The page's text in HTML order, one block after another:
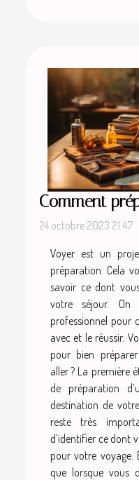
Comment
24 octobre 2023 21:47
Voyer est un
préparation. Cela
savoir ce dont
votre séjour. On
professionnel pour
avec et le réussir.
pour bien
aller ? La première
de préparation
destination de
reste très
d’identifier ce dont
pour votre voyage.
que lorsque vous